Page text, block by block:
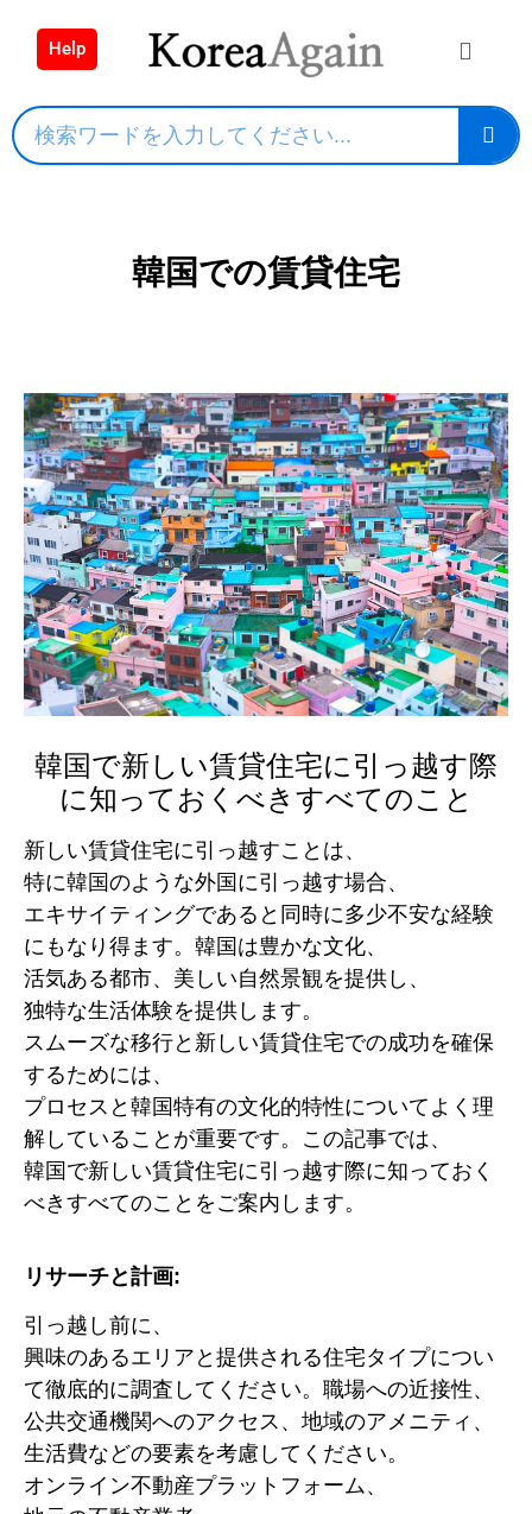
Help
韓国での賃貸住宅
韓国で新しい賃貸住宅に引っ越す際
に知っておくべきすべてのこと
新しい賃貸住宅に引っ越すことは、
特に韓国のような外国に引っ越す場合、
エキサイティングであると同時に多少不安な経験
にもなり得ます。韓国は豊かな文化、
活気ある都市、美しい自然景観を提供し、
独特な生活体験を提供します。
スムーズな移行と新しい賃貸住宅での成功を確保
するためには、
プロセスと韓国特有の文化的特性についてよく理
解していることが重要です。この記事では、
韓国で新しい賃貸住宅に引っ越す際に知っておく
べきすべてのことをご案内します。
リサーチと計画:
引っ越し前に、
興味のあるエリアと提供される住宅タイプについ
て徹底的に調査してください。職場への近接性、
公共交通機関へのアクセス、地域のアメニティ、
生活費などの要素を考慮してください。
オンライン不動産プラットフォーム、